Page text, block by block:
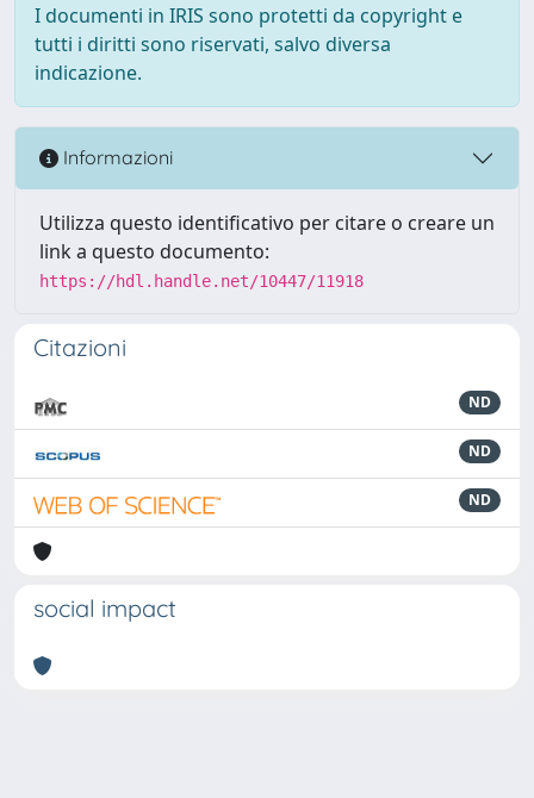
I documenti in IRIS sono protetti da copyright e
tutti i diritti sono riservati, salvo diversa
indicazione.
Informazioni
Utilizza questo identificativo per citare o creare un
link a questo documento:
https://hdl.handle.net/10447/11918
Citazioni
ND
ND
ND
social impact